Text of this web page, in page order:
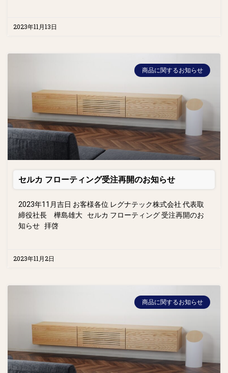
2023年11月13日
商品に関するお知らせ
セルカ フローティング受注再開のお知らせ
2023年11月吉日 お客様各位 レグナテック株式会社 代表取
締役社長 樺島雄大 セルカ フローティング 受注再開のお
知らせ 拝啓
2023年11月2日
商品に関するお知らせ